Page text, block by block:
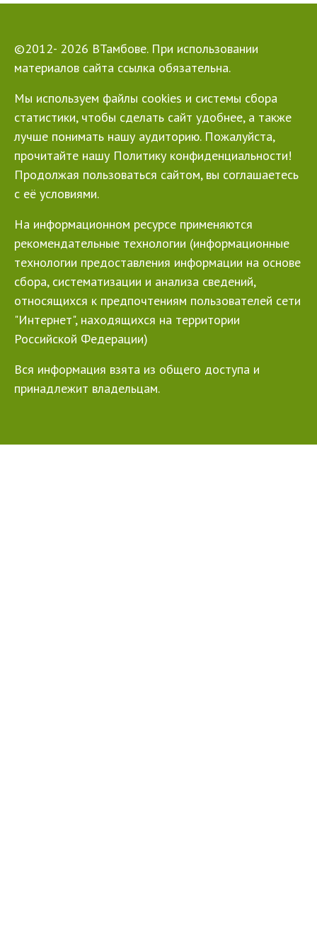
©2012- 2026 ВТамбове. При использовании
материалов сайта ссылка обязательна.
Мы используем файлы cookies и системы сбора
статистики, чтобы сделать сайт удобнее, а также
лучше понимать нашу аудиторию. Пожалуйста,
прочитайте нашу Политику конфиденциальности!
Продолжая пользоваться сайтом, вы соглашаетесь
с её условиями.
На информационном ресурсе применяются
рекомендательные технологии (информационные
технологии предоставления информации на основе
сбора, систематизации и анализа сведений,
относящихся к предпочтениям пользователей сети
"Интернет", находящихся на территории
Российской Федерации)
Вся информация взята из общего доступа и
принадлежит владельцам.